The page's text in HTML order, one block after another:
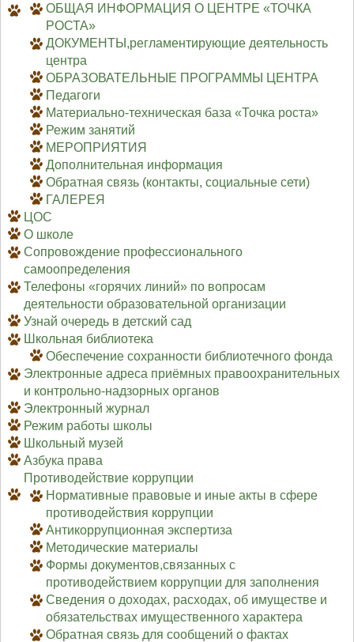
ОБЩАЯ ИНФОРМАЦИЯ О ЦЕНТРЕ «ТОЧКА
РОСТА»
ДОКУМЕНТЫ,регламентирующие деятельность
центра
ОБРАЗОВАТЕЛЬНЫЕ ПРОГРАММЫ ЦЕНТРА
Педагоги
Материально-техническая база «Точка роста»
Режим занятий
МЕРОПРИЯТИЯ
Дополнительная информация
Обратная связь (контакты, социальные сети)
ГАЛЕРЕЯ
ЦОС
О школе
Сопровождение профессионального
самоопределения
Телефоны «горячих линий» по вопросам
деятельности образовательной организации
Узнай очередь в детский сад
Школьная библиотека
Обеспечение сохранности библиотечного фонда
Электронные адреса приёмных правоохранительных
и контрольно-надзорных органов
Электронный журнал
Режим работы школы
Школьный музей
Азбука права
Противодействие коррупции
Нормативные правовые и иные акты в сфере
противодействия коррупции
Антикоррупционная экспертиза
Методические материалы
Формы документов,связанных с
противодействием коррупции для заполнения
Сведения о доходах, расходах, об имуществе и
обязательствах имущественного характера
Обратная связь для сообщений о фактах